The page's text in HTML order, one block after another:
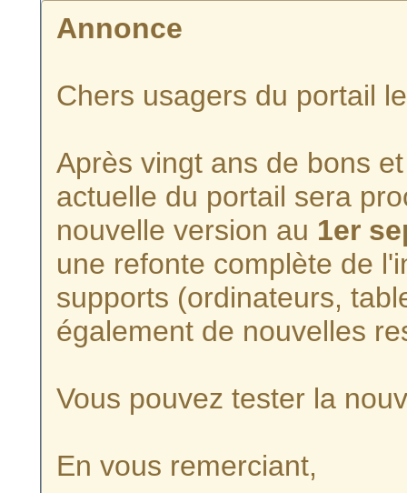
Annonce
Chers usagers du portail
Après vingt ans de bons
actuelle du portail sera
nouvelle version au 1er
une refonte complète de
supports (ordinateurs,
également de nouvelles
Vous pouvez tester la
En vous remerciant,